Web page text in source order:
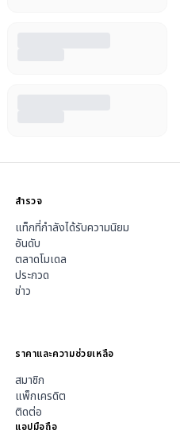
สำรวจ
แท็กที่กำลังได้รับความนิยม
อันดับ
ตลาดโมเดล
ประกวด
ข่าว
ราคาและความช่วยเหลือ
สมาชิก
แพ็กเครดิต
ติดต่อ
แอปมือถือ